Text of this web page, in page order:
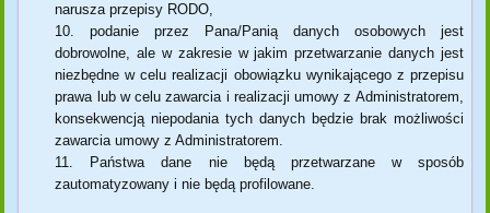
narusza przepisy RODO,
podanie przez Pana/Panią danych osobowych jest
dobrowolne, ale w zakresie w jakim przetwarzanie danych jest
niezbędne w celu realizacji obowiązku wynikającego z przepisu
prawa lub w celu zawarcia i realizacji umowy z Administratorem,
konsekwencją niepodania tych danych będzie brak możliwości
zawarcia umowy z Administratorem.
Państwa dane nie będą przetwarzane w sposób
zautomatyzowany i nie będą profilowane.